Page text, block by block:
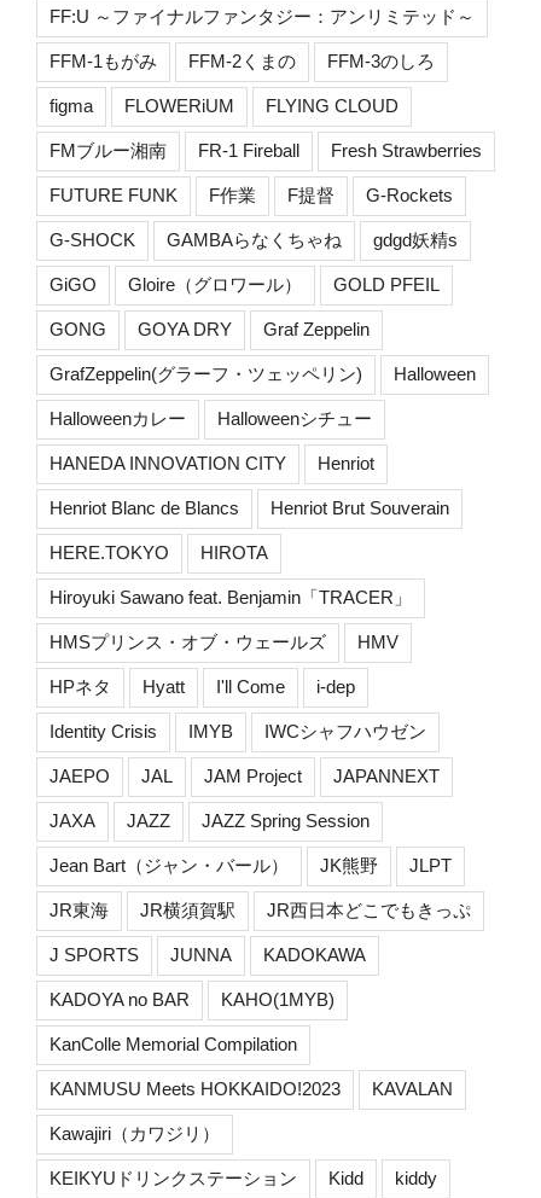
FF:U ～ファイナルファンタジー：アンリミテッド～
FFM-1もがみ FFM-2くまの FFM-3のしろ
figma FLOWERiUM FLYING CLOUD
FMブルー湘南 FR-1 Fireball Fresh Strawberries
FUTURE FUNK F作業 F提督 G-Rockets
G-SHOCK GAMBAらなくちゃね gdgd妖精s
GiGO Gloire（グロワール） GOLD PFEIL
GONG GOYA DRY Graf Zeppelin
GrafZeppelin(グラーフ・ツェッペリン) Halloween
Halloweenカレー Halloweenシチュー
HANEDA INNOVATION CITY Henriot
Henriot Blanc de Blancs Henriot Brut Souverain
HERE.TOKYO HIROTA
Hiroyuki Sawano feat. Benjamin「TRACER」
HMSプリンス・オブ・ウェールズ HMV
HPネタ Hyatt I'll Come i-dep
Identity Crisis IMYB IWCシャフハウゼン
JAEPO JAL JAM Project JAPANNEXT
JAXA JAZZ JAZZ Spring Session
Jean Bart（ジャン・バール） JK熊野 JLPT
JR東海 JR横須賀駅 JR西日本どこでもきっぷ
J SPORTS JUNNA KADOKAWA
KADOYA no BAR KAHO(1MYB)
KanColle Memorial Compilation
KANMUSU Meets HOKKAIDO!2023 KAVALAN
Kawajiri（カワジリ）
KEIKYUドリンクステーション Kidd kiddy